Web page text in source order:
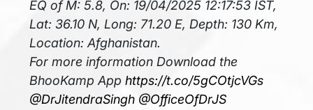
EQ of M: 5.8, On: 19/04/2025 12:17:53 IST,
Lat: 36.10 N, Long: 71.20 E, Depth: 130 Km,
Location: Afghanistan.
For more information Download the
BhooKamp App https://t.co/5gCOtjcVGs
@DrJitendraSingh @OfficeOfDrJS